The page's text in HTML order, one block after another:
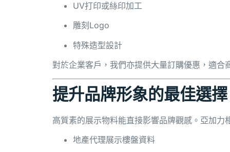
UV打印或絲印加工
雕刻Logo
特殊造型設計
對於企業客戶，我們亦提供大量訂購優惠，適
提升品牌形象的最佳選擇
高質素的展示物料能直接影響品牌觀感。亞加
地產代理展示樓盤資料